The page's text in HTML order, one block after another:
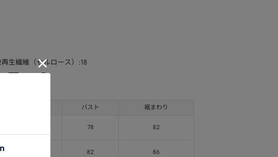
生繊維（セルロース）:18
バスト 裾まわり
78 82
82 86